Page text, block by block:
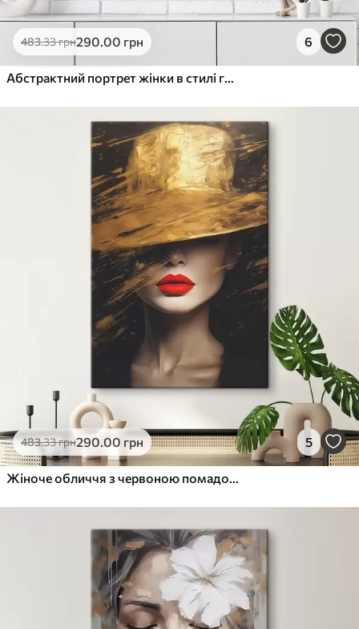
483.33грн290.00 грн 6
Абстрактний портрет жінки в стилі графіті
483.33грн290.00 грн 5
Жіноче обличчя з червоною помадою під крислатим капелюхом